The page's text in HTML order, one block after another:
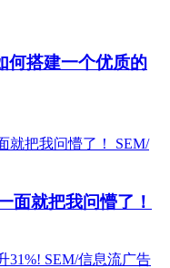
何搭建一个优质的
SEM/
面就把我问懵了！
SEM/信息流广告